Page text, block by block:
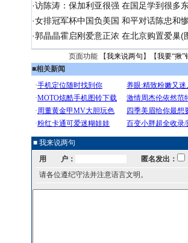
·访陈涛：保加利亚很强 在国足学到很多
·女排冠军杯中国负美国 和平对话陈忠和
·郭晶晶霍启刚爱意正浓 在北京购置爱巢(
页面功能 【我来说两句 】【我要“揪”
■相关新闻
■ 我来说两句
用 户：
匿名发出：
请各位遵纪守法并注意语言文明。